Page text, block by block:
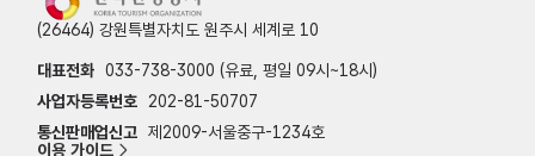
(26464) 강원특별자치도 원주시 세계로 10
대표전화 033-738-3000 (유료, 평일 09시~18시)
사업자등록번호
202-81-50707
통신판매업신고 제2009-서울중구-1234호
이용 가이드